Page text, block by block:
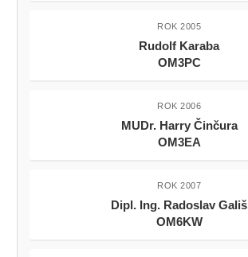
ROK 2005
Rudolf Karaba
OM3PC
ROK 2006
MUDr. Harry Činčura
OM3EA
ROK 2007
Dipl. Ing. Radoslav Gališ
OM6KW